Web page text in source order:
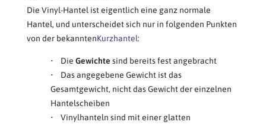
Die Vinyl-Hantel ist eigentlich eine ganz normale
Hantel, und unterscheidet sich nur in folgenden Punkten
von der bekanntenKurzhantel:
• Die Gewichte sind bereits fest angebracht
• Das angegebene Gewicht ist das
Gesamtgewicht, nicht das Gewicht der einzelnen
Hantelscheiben
• Vinylhanteln sind mit einer glatten